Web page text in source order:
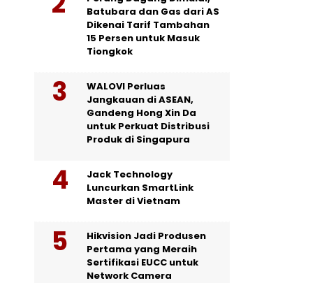
Batubara dan Gas dari AS
Dikenai Tarif Tambahan
15 Persen untuk Masuk
Tiongkok
WALOVI Perluas
Jangkauan di ASEAN,
Gandeng Hong Xin Da
untuk Perkuat Distribusi
Produk di Singapura
Jack Technology
Luncurkan SmartLink
Master di Vietnam
Hikvision Jadi Produsen
Pertama yang Meraih
Sertifikasi EUCC untuk
Network Camera